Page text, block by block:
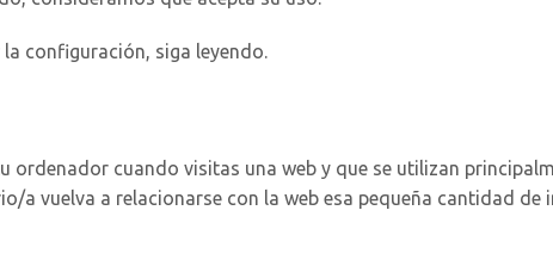
configuración, siga leyendo.
ordenador cuando visitas una web y que se utilizan
a vuelva a relacionarse con la web esa pequeña cantidad